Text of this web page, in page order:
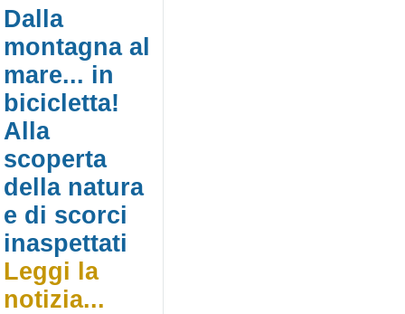
Dalla
montagna al
mare... in
bicicletta!
Alla
scoperta
della natura
e di scorci
inaspettati
Leggi la
notizia...